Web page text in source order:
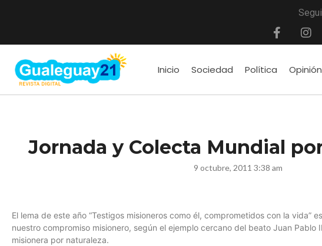
Inicio Sociedad Política Opinión
Jornada y Colecta Mundial
9 octubre, 2011 3:38 am
El lema de este año “Testigos misioneros como él, comprometidos con la vida”
nuestro compromiso misionero, según el ejemplo cercano del beato Juan Pablo
misionera por naturaleza.